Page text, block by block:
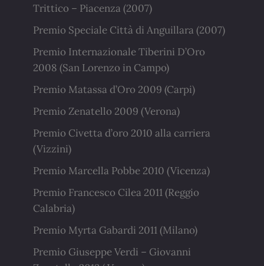
Trittico – Piacenza (2007)
Premio Speciale Città di Anguillara (2007)
Premio Internazionale Tiberini D’Oro
2008 (San Lorenzo in Campo)
Premio Matassa d’Oro 2009 (Carpi)
Premio Zenatello 2009 (Verona)
Premio Civetta d’oro 2010 alla carriera
(Vizzini)
Premio Marcella Pobbe 2010 (Vicenza)
Premio Francesco Cilea 2011 (Reggio
Calabria)
Premio Myrta Gabardi 2011 (Milano)
Premio Giuseppe Verdi – Giovanni